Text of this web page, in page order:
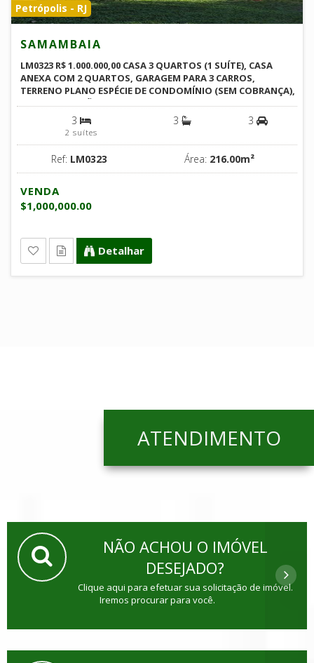
Petrópolis - RJ
SAMAMBAIA
LM0323 R$ 1.000.000,00 CASA 3 QUARTOS (1 SUÍTE), CASA
ANEXA COM 2 QUARTOS, GARAGEM PARA 3 CARROS,
TERRENO PLANO ESPÉCIE DE CONDOMÍNIO (SEM COBRANÇA),
DOCUMENTAÇÃO 100% REGULAR SAMAMBAIA PETROPOLIS
3
2 suítes
3 3
Ref: LM0323 Área: 216.00m²
VENDA
$1,000,000.00
Detalhar
ATENDIMENTO
NÃO ACHOU O IMÓVEL
DESEJADO?
Clique aqui para efetuar sua solicitação de imóvel.
Iremos procurar para você.